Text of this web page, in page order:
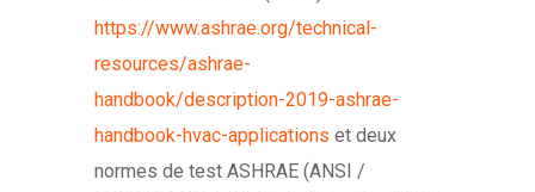
https://www.ashrae.org/technical-
resources/ashrae-
handbook/description-2019-ashrae-
handbook-hvac-applications et deux
normes de test ASHRAE (ANSI /